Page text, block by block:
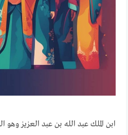
ابن الملك عبد الله بن عبد العزيز